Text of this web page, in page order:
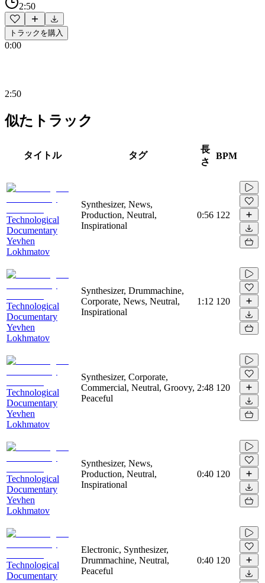
2:50
トラックを購入
0:00
2:50
似たトラック
タイトル タグ
長
さ
BPM
Technological
Documentary
Yevhen
Lokhmatov
Synthesizer, News,
Production, Neutral,
Inspirational
0:56 122
Technological
Documentary
Yevhen
Lokhmatov
Synthesizer, Drummachine,
Corporate, News, Neutral,
Inspirational
1:12 120
Technological
Documentary
Yevhen
Lokhmatov
Synthesizer, Corporate,
Commercial, Neutral, Groovy,
Peaceful
2:48 120
Technological
Documentary
Yevhen
Lokhmatov
Synthesizer, News,
Production, Neutral,
Inspirational
0:40 120
Technological
Documentary
Electronic, Synthesizer,
Drummachine, Neutral,
Peaceful
0:40 120